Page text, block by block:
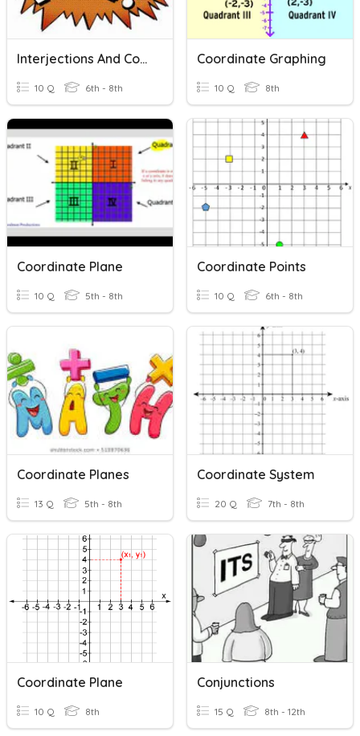
Interjections And Conjunctions
10 Q 6th - 8th
Coordinate Graphing
10 Q 8th
Coordinate Plane
10 Q 5th - 8th
Coordinate Points
10 Q 6th - 8th
Coordinate Planes
13 Q 5th - 8th
Coordinate System
20 Q 7th - 8th
Coordinate Plane
10 Q 8th
Conjunctions
15 Q 8th - 12th